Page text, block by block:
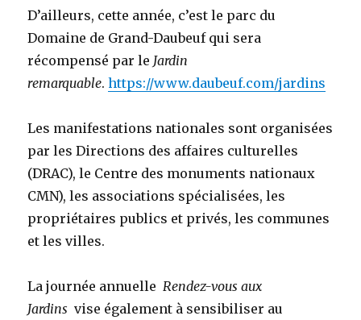
D’ailleurs, cette année, c’est le parc du
Domaine de Grand-Daubeuf qui sera
récompensé par le Jardin
remarquable.https://www.daubeuf.com/jardins
Les manifestations nationales sont organisées
par les Directions des affaires culturelles
(DRAC), le Centre des monuments nationaux
CMN), les associations spécialisées, les
propriétaires publics et privés, les communes
et les villes.
La journée annuelle Rendez-vous aux
Jardins vise également à sensibiliser au